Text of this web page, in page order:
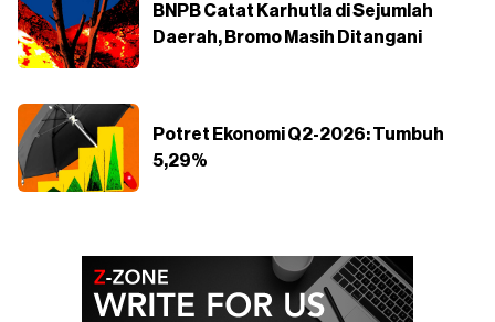
BNPB Catat Karhutla di Sejumlah
Daerah, Bromo Masih Ditangani
Potret Ekonomi Q2-2026: Tumbuh
5,29%